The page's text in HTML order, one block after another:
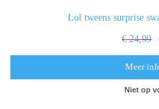
Lol tweens surprise
€ 24,99
Meer
Niet op